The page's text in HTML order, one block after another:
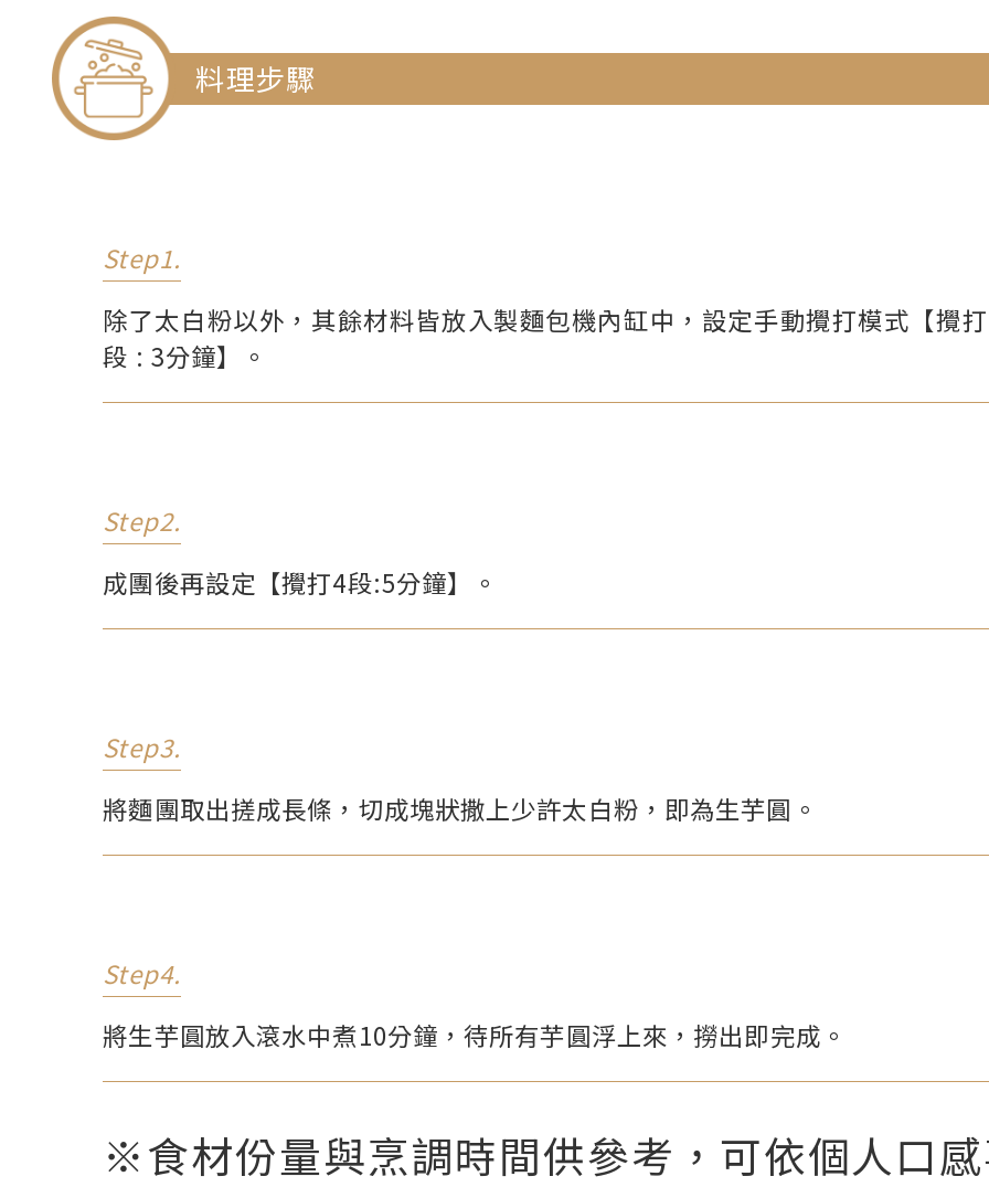
料理步驟
Step1.
除了太白粉以外，其餘材料皆放入製麵包機內缸中，設定手動攪打模式【攪
段 : 3分鐘】。
Step2.
成團後再設定【攪打4段:5分鐘】。
Step3.
將麵團取出搓成長條，切成塊狀撒上少許太白粉，即為生芋圓。
Step4.
將生芋圓放入滾水中煮10分鐘，待所有芋圓浮上來，撈出即完成。
※食材份量與烹調時間供參考，可依個人口